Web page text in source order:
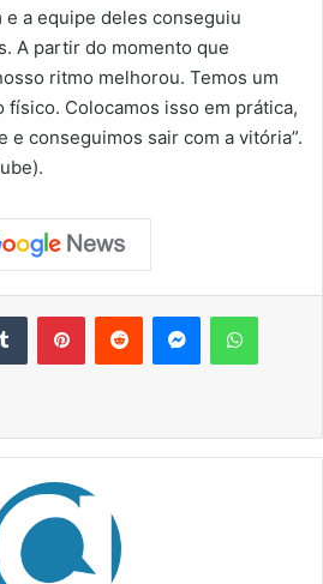
a equipe deles conseguiu
A partir do momento que
ritmo melhorou. Temos um
Colocamos isso em prática,
e conseguimos sair com a vitória”.